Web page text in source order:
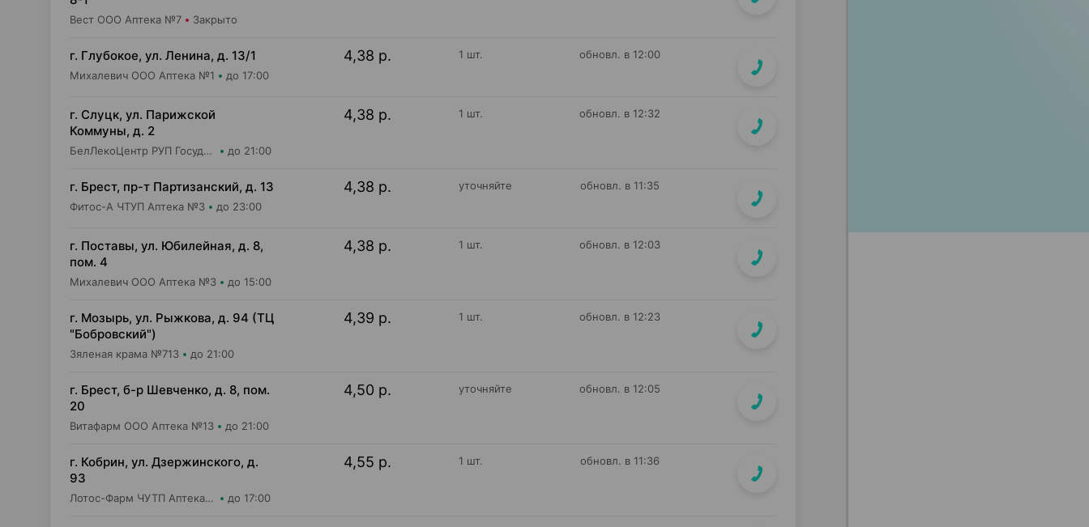
Вест ООО Аптека №7 Закрыто
г. Глубокое, ул. Ленина, д. 13/1
Михалевич ООО Аптека №1 до 17:00
4,38 р. 1 шт. обновл. в 12:00
г. Слуцк, ул. Парижской
Коммуны, д. 2
БелЛекоЦентр РУП Государственная аптека №19 до 21:00
4,38 р. 1 шт. обновл. в 12:32
г. Брест, пр-т Партизанский, д. 13
Фитос-А ЧТУП Аптека №3 до 23:00
4,38 р. уточняйте обновл. в 11:35
г. Поставы, ул. Юбилейная, д. 8,
пом. 4
Михалевич ООО Аптека №3 до 15:00
4,38 р. 1 шт. обновл. в 12:03
г. Мозырь, ул. Рыжкова, д. 94 (ТЦ
"Бобровский")
Зяленая крама №713 до 21:00
4,39 р. 1 шт. обновл. в 12:23
г. Брест, б-р Шевченко, д. 8, пом.
20
Витафарм ООО Аптека №13 до 21:00
4,50 р. уточняйте обновл. в 12:05
г. Кобрин, ул. Дзержинского, д.
93
Лотос-Фарм ЧУТП Аптека №4 до 17:00
4,55 р. 1 шт. обновл. в 11:36